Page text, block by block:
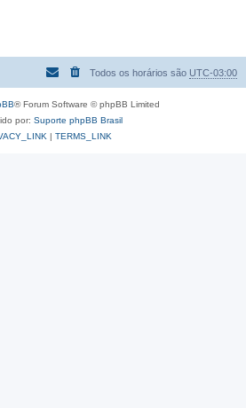
Todos os horários são UTC-03:00
® Forum Software © phpBB Limited
por: Suporte phpBB Brasil
| TERMS_LINK